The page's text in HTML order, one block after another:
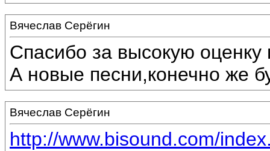
Вячеслав Серёгин
Спасибо за высокую оценку
А новые песни,конечно же
Вячеслав Серёгин
http://www.bisound.com/